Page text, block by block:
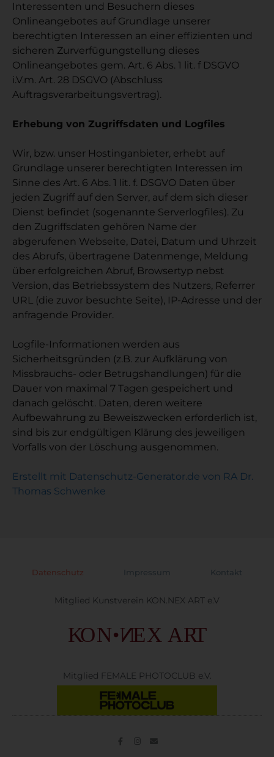
Interessenten und Besuchern dieses
Onlineangebotes auf Grundlage unserer
berechtigten Interessen an einer effizienten und
sicheren Zurverfügungstellung dieses
Onlineangebotes gem. Art. 6 Abs. 1 lit. f DSGVO
i.V.m. Art. 28 DSGVO (Abschluss
Auftragsverarbeitungsvertrag).
Erhebung von Zugriffsdaten und Logfiles
Wir, bzw. unser Hostinganbieter, erhebt auf
Grundlage unserer berechtigten Interessen im
Sinne des Art. 6 Abs. 1 lit. f. DSGVO Daten über
jeden Zugriff auf den Server, auf dem sich dieser
Dienst befindet (sogenannte Serverlogfiles). Zu
den Zugriffsdaten gehören Name der
abgerufenen Webseite, Datei, Datum und Uhrzeit
des Abrufs, übertragene Datenmenge, Meldung
über erfolgreichen Abruf, Browsertyp nebst
Version, das Betriebssystem des Nutzers, Referrer
URL (die zuvor besuchte Seite), IP-Adresse und der
anfragende Provider.
Logfile-Informationen werden aus
Sicherheitsgründen (z.B. zur Aufklärung von
Missbrauchs- oder Betrugshandlungen) für die
Dauer von maximal 7 Tagen gespeichert und
danach gelöscht. Daten, deren weitere
Aufbewahrung zu Beweiszwecken erforderlich ist,
sind bis zur endgültigen Klärung des jeweiligen
Vorfalls von der Löschung ausgenommen.
Erstellt mit Datenschutz-Generator.de von RA Dr.
Thomas Schwenke
Datenschutz Impressum Kontakt
Mitglied Kunstverein KON.NEX ART e.V
Mitglied FEMALE PHOTOCLUB e.V.